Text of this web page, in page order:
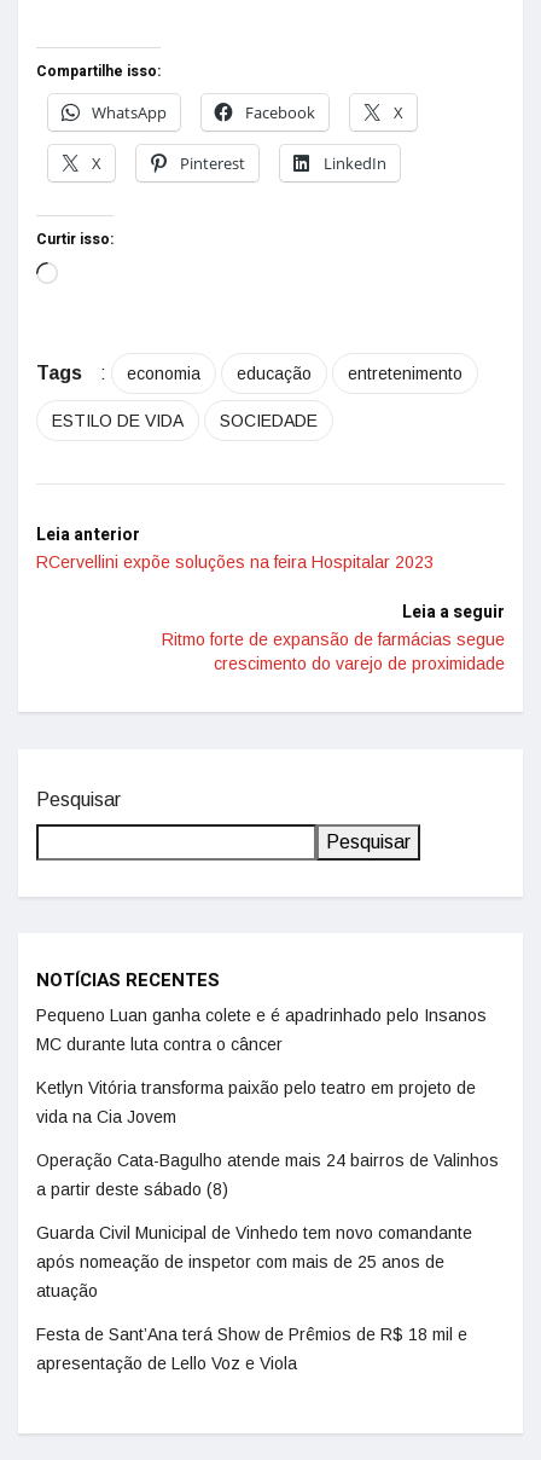
Compartilhe isso:
WhatsApp
Facebook X
X Pinterest LinkedIn
Curtir isso:
Tags : economia educação entretenimento
ESTILO DE VIDA SOCIEDADE
Leia anterior
RCervellini expõe soluções na feira Hospitalar 2023
Leia a seguir
Ritmo forte de expansão de farmácias segue
crescimento do varejo de proximidade
Pesquisar
Pesquisar
NOTÍCIAS RECENTES
Pequeno Luan ganha colete e é apadrinhado pelo Insanos
MC durante luta contra o câncer
Ketlyn Vitória transforma paixão pelo teatro em projeto de
vida na Cia Jovem
Operação Cata-Bagulho atende mais 24 bairros de Valinhos
a partir deste sábado (8)
Guarda Civil Municipal de Vinhedo tem novo comandante
após nomeação de inspetor com mais de 25 anos de
atuação
Festa de Sant’Ana terá Show de Prêmios de R$ 18 mil e
apresentação de Lello Voz e Viola